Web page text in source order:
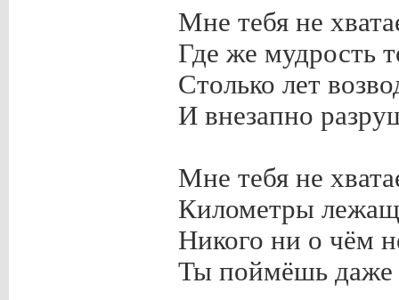
Мне тебя не
Где же мудрость
Столько лет
И внезапно
Мне тебя не
Километры
Никого ни о чём
Ты поймёшь даже